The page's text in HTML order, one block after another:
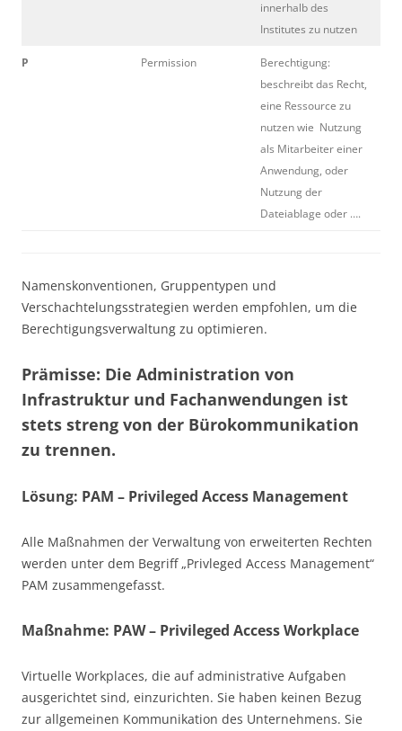
innerhalb des
Institutes zu nutzen
P Permission
Berechtigung:
beschreibt das Recht,
eine Ressource zu
nutzen wie Nutzung
als Mitarbeiter einer
Anwendung, oder
Nutzung der
Dateiablage oder ….
Namenskonventionen, Gruppentypen und
Verschachtelungsstrategien werden empfohlen, um die
Berechtigungsverwaltung zu optimieren.
Prämisse: Die Administration von
Infrastruktur und Fachanwendungen ist
stets streng von der Bürokommunikation
zu trennen.
Lösung: PAM – Privileged Access Management
Alle Maßnahmen der Verwaltung von erweiterten Rechten
werden unter dem Begriff „Privleged Access Management“
PAM zusammengefasst.
Maßnahme: PAW – Privileged Access Workplace
Virtuelle Workplaces, die auf administrative Aufgaben
ausgerichtet sind, einzurichten. Sie haben keinen Bezug
zur allgemeinen Kommunikation des Unternehmens. Sie